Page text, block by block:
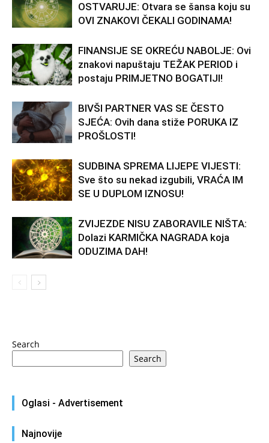
OSTVARUJE: Otvara se šansa koju su
OVI ZNAKOVI ČEKALI GODINAMA!
FINANSIJE SE OKREĆU NABOLJE: Ovi
znakovi napuštaju TEŽAK PERIOD i
postaju PRIMJETNO BOGATIJI!
BIVŠI PARTNER VAS SE ČESTO
SJEĆA: Ovih dana stiže PORUKA IZ
PROŠLOSTI!
SUDBINA SPREMA LIJEPE VIJESTI:
Sve što su nekad izgubili, VRAĆA IM
SE U DUPLOM IZNOSU!
ZVIJEZDE NISU ZABORAVILE NIŠTA:
Dolazi KARMIČKA NAGRADA koja
ODUZIMA DAH!
Search
Search
Oglasi - Advertisement
Najnovije